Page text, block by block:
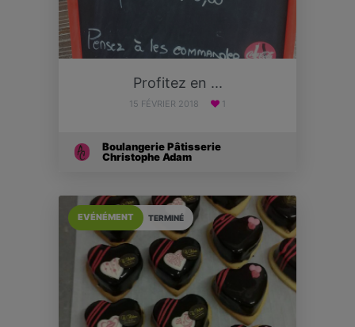
Profitez en ...
15 FÉVRIER 2018 1
Boulangerie Pâtisserie
Christophe Adam
TERMINÉ
EVÉNÉMENT